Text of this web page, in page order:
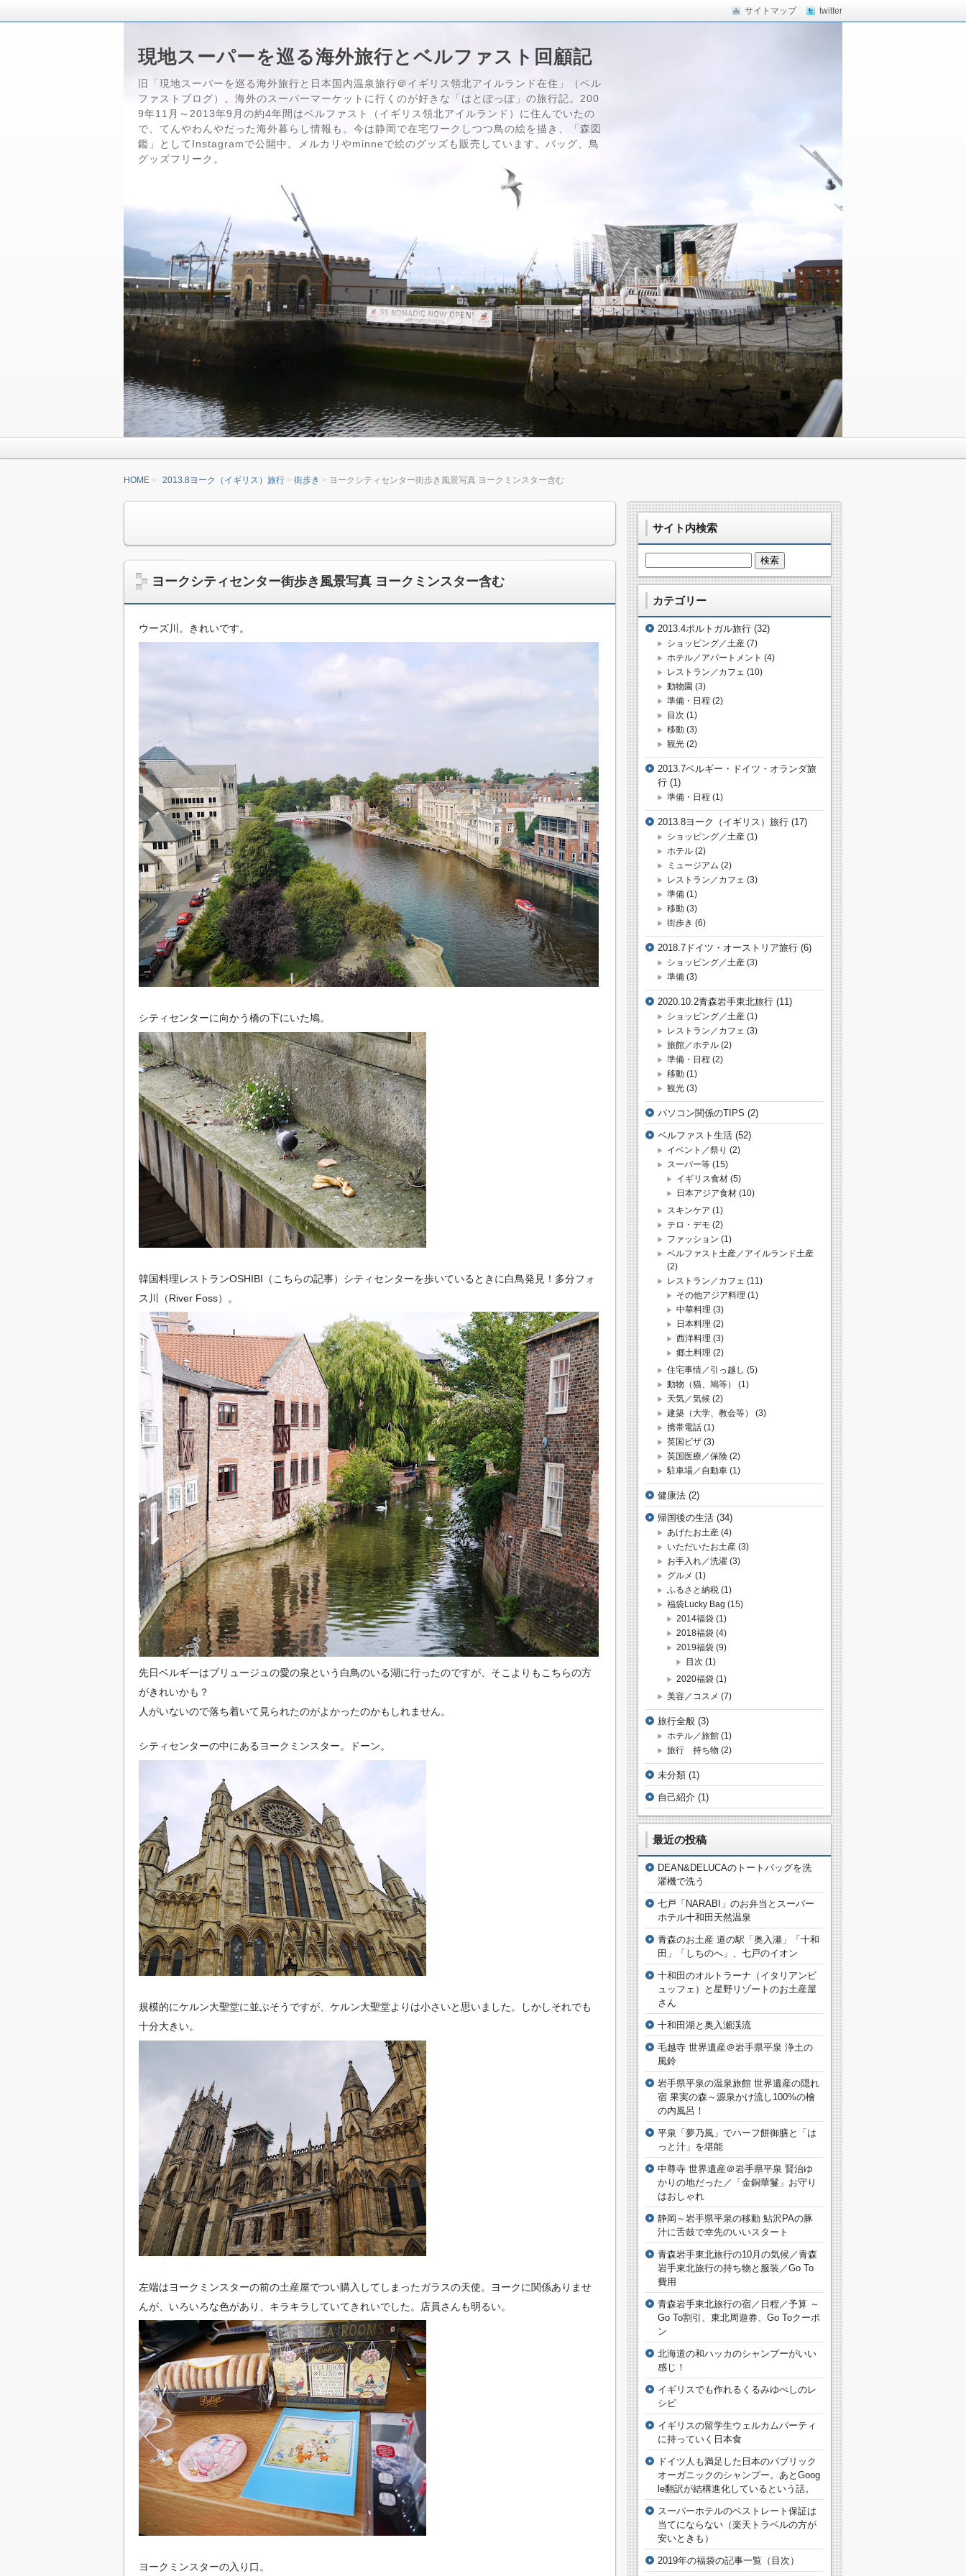
サイトマップ twitter
現地スーパーを巡る海外旅行とベルファスト回顧記
旧「現地スーパーを巡る海外旅行と日本国内温泉旅行＠イギリス領北アイルランド在住」（ベル
ファストブログ）。海外のスーパーマーケットに行くのが好きな「はとぽっぽ」の旅行記。200
9年11月～2013年9月の約4年間はベルファスト（イギリス領北アイルランド）に住んでいたの
で、てんやわんやだった海外暮らし情報も。今は静岡で在宅ワークしつつ鳥の絵を描き、「森図
鑑」としてInstagramで公開中。メルカリやminneで絵のグッズも販売しています。バッグ、鳥
グッズフリーク。
HOME 2013.8ヨーク（イギリス）旅行 街歩き ヨークシティセンター街歩き風景写真 ヨークミンスター含む
ヨークシティセンター街歩き風景写真 ヨークミンスター含む
ウーズ川。きれいです。
シティセンターに向かう橋の下にいた鳩。
韓国料理レストランOSHIBI（こちらの記事）シティセンターを歩いているときに白鳥発見！多分フォ
ス川（River Foss）。
先日ベルギーはブリュージュの愛の泉という白鳥のいる湖に行ったのですが、 そこよりもこちらの方
がきれいかも？
人がいないので落ち着いて見られたのがよかったのかもしれません。
シティセンターの中にあるヨークミンスター。ドーン。
規模的にケルン大聖堂に並ぶそうですが、ケルン大聖堂よりは小さいと思いました。しかしそれでも
十分大きい。
左端はヨークミンスターの前の土産屋でつい購入してしまったガラスの天使。ヨークに関係ありませ
んが、いろいろな色があり、キラキラしていてきれいでした。店員さんも明るい。
ヨークミンスターの入り口。
サイト内検索
カテゴリー
2013.4ポルトガル旅行 (32)
ショッピング／土産 (7)
ホテル／アパートメント (4)
レストラン／カフェ (10)
動物園 (3)
準備・日程 (2)
目次 (1)
移動 (3)
観光 (2)
2013.7ベルギー・ドイツ・オランダ旅
行 (1)
準備・日程 (1)
2013.8ヨーク（イギリス）旅行 (17)
ショッピング／土産 (1)
ホテル (2)
ミュージアム (2)
レストラン／カフェ (3)
準備 (1)
移動 (3)
街歩き (6)
2018.7ドイツ・オーストリア旅行 (6)
ショッピング／土産 (3)
準備 (3)
2020.10.2青森岩手東北旅行 (11)
ショッピング／土産 (1)
レストラン／カフェ (3)
旅館／ホテル (2)
準備・日程 (2)
移動 (1)
観光 (3)
パソコン関係のTIPS (2)
ベルファスト生活 (52)
イベント／祭り (2)
スーパー等 (15)
イギリス食材 (5)
日本アジア食材 (10)
スキンケア (1)
テロ・デモ (2)
ファッション (1)
ベルファスト土産／アイルランド土産
(2)
レストラン／カフェ (11)
その他アジア料理 (1)
中華料理 (3)
日本料理 (2)
西洋料理 (3)
郷土料理 (2)
住宅事情／引っ越し (5)
動物（猫、鳩等）
(1)
天気／気候 (2)
建築（大学、教会等）
(3)
携帯電話 (1)
英国ビザ (3)
英国医療／保険 (2)
駐車場／自動車 (1)
健康法 (2)
帰国後の生活 (34)
あげたお土産 (4)
いただいたお土産 (3)
お手入れ／洗濯 (3)
グルメ (1)
ふるさと納税 (1)
福袋Lucky Bag (15)
2014福袋 (1)
2018福袋 (4)
2019福袋 (9)
目次 (1)
2020福袋 (1)
美容／コスメ (7)
旅行全般 (3)
ホテル／旅館 (1)
旅行 持ち物 (2)
未分類 (1)
自己紹介 (1)
最近の投稿
DEAN&DELUCAのトートバッグを洗
濯機で洗う
七戸「NARABI」のお弁当とスーパー
ホテル十和田天然温泉
青森のお土産 道の駅「奥入瀬」「十和
田」「しちのへ」、七戸のイオン
十和田のオルトラーナ（イタリアンビ
ュッフェ）と星野リゾートのお土産屋
さん
十和田湖と奥入瀬渓流
毛越寺 世界遺産＠岩手県平泉 浄土の
風鈴
岩手県平泉の温泉旅館 世界遺産の隠れ
宿 果実の森～源泉かけ流し100%の檜
の内風呂！
平泉「夢乃風」でハーフ餅御膳と「は
っと汁」を堪能
中尊寺 世界遺産＠岩手県平泉 賢治ゆ
かりの地だった／「金銅華鬘」お守り
はおしゃれ
静岡～岩手県平泉の移動 鮎沢PAの豚
汁に舌鼓で幸先のいいスタート
青森岩手東北旅行の10月の気候／青森
岩手東北旅行の持ち物と服装／Go To
費用
青森岩手東北旅行の宿／日程／予算 ～
Go To割引、東北周遊券、Go Toクーポ
ン
北海道の和ハッカのシャンプーがいい
感じ！
イギリスでも作れるくるみゆべしのレ
シピ
イギリスの留学生ウェルカムパーティ
に持っていく日本食
ドイツ人も満足した日本のパブリック
オーガニックのシャンプー。あとGoog
le翻訳が結構進化しているという話。
スーパーホテルのベストレート保証は
当てにならない（楽天トラベルの方が
安いときも）
2019年の福袋の記事一覧（目次）